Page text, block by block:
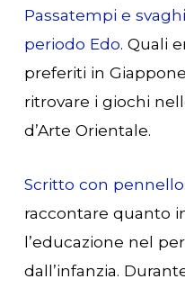
Passatempi e
periodo Edo. Quali
preferiti in
ritrovare i giochi
d’Arte Orientale.
Scritto con pennello.
raccontare quanto
l’educazione nel
dall’infanzia.